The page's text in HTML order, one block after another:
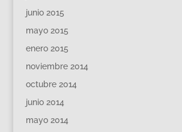
junio 2015
mayo 2015
enero 2015
noviembre 2014
octubre 2014
junio 2014
mayo 2014